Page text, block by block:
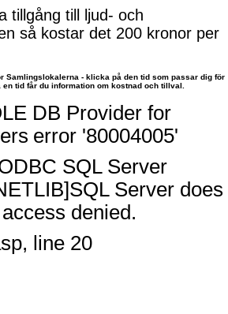
tillgång till ljud- och
så kostar det 200 kronor per
Samlingslokalerna - klicka på den tid som passar dig för
tid får du information om kostnad och tillval.
DB Provider for
error '80004005'
SQL Server
Server does
denied.
, line 20